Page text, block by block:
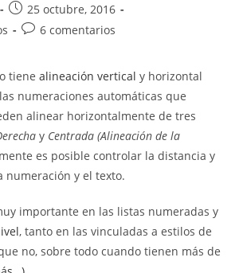
Publicación
de
25 octubre, 2016
Comentarios
entrada:
6 comentarios
tienealineación vertical y horizontal
numeraciones automáticas que
alinear horizontalmente de tres
y Centrada (Alineación de la
es posible controlar la distancia y
numeración y el texto.
importante en las listas numeradas y
, tanto en las vinculadas a estilos de
no, sobre todo cuando tienen más de